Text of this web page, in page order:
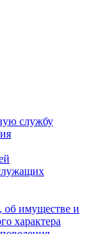
службу
об имуществе и
характера